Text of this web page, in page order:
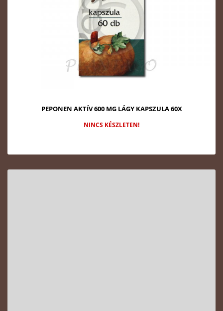
PEPONEN AKTÍV 600 MG LÁGY KAPSZULA 60X
NINCS KÉSZLETEN!